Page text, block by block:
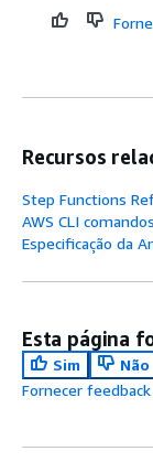
Recursos
Step Functions
AWS CLI
Especificação da
Esta página
Sim
Não
Fornecer feedback